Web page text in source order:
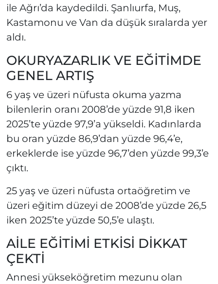
ile Ağrı’da kaydedildi. Şanlıurfa, Muş,
Kastamonu ve Van da düşük sıralarda yer
aldı.
OKURYAZARLIK VE EĞİTİMDE
GENEL ARTIŞ
6 yaş ve üzeri nüfusta okuma yazma
bilenlerin oranı 2008’de yüzde 91,8 iken
2025’te yüzde 97,9’a yükseldi. Kadınlarda
bu oran yüzde 86,9’dan yüzde 96,4’e,
erkeklerde ise yüzde 96,7’den yüzde 99,3’e
çıktı.
25 yaş ve üzeri nüfusta ortaöğretim ve
üzeri eğitim düzeyi de 2008’de yüzde 26,5
iken 2025’te yüzde 50,5’e ulaştı.
AİLE EĞİTİMİ ETKİSİ DİKKAT
ÇEKTİ
Annesi yükseköğretim mezunu olan